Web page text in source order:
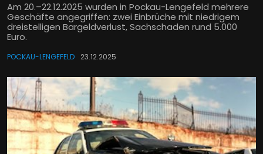
Am 20.–22.12.2025 wurden in Pockau-Lengefeld mehrere
Geschäfte angegriffen: zwei Einbrüche mit niedrigem
dreistelligen Bargeldverlust, Sachschaden rund 5.000
Euro.
POCKAU-LENGEFELD 23.12.2025